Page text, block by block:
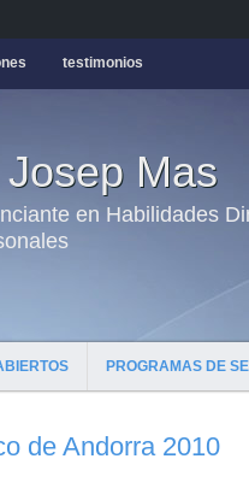
testimonios
Mas
en Habilidades
PROGRAMAS DE
de Andorra 2010